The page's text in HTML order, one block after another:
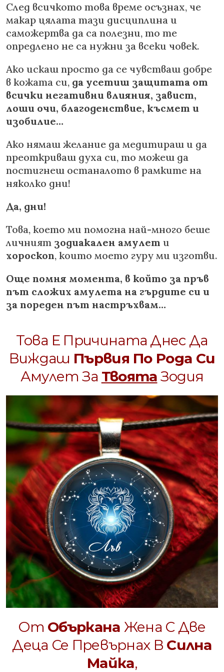
След всичкото това време осъзнах, че
макар цялата тази дисциплина и
саможертва да са полезни, то те
опредлено не са нужни за всеки човек.
Ако искаш просто да се чувстваш добре
в кожата си, да усетиш защитата от
всички негативни влияния, завист,
лоши очи, благоденствие, късмет и
изобилие…
Ако нямаш желание да медитираш и да
преоткриваш духа си, то можеш да
постигнеш останалото в рамките на
няколко дни!
Да, дни!
Това, което ми помогна най-много беше
личният зодиакален амулет и
хороскоп, които моeто гуру ми изготви.
Още помня момента, в който за пръв
път сложих амулета на гърдите си и
за пореден път настръхвам…
Това Е Причината Днес Да
Виждаш Първия По Рода Си
Амулет За Твоята Зодия
От Объркана Жена С Две
Деца Се Превърнах В Силна
Майка,